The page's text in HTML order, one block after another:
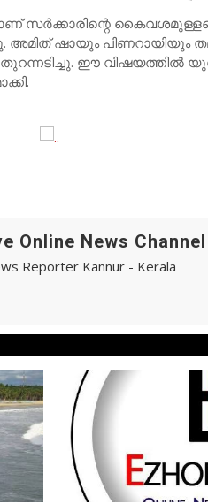
സര്‍ക്കാരിന്റെ
ഷായും പിണറായിയും
ഈ വിഷയത്തില്‍
Online News Channel
Reporter Kannur - Kerala